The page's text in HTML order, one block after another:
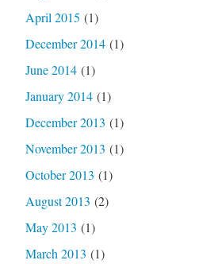
April 2015 (1)
December 2014(1)
June 2014(1)
January 2014(1)
December 2013 (1)
November 2013 (1)
October 2013 (1)
August 2013 (2)
May 2013 (1)
March 2013 (1)